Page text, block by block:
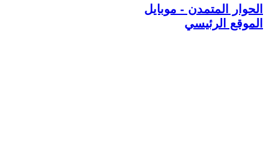
الحوار المتمدن - موبايل
الموقع الرئيسي